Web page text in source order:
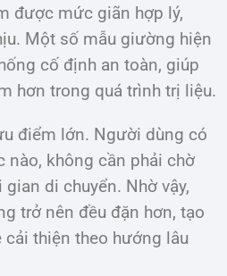
được mức giãn hợp lý,
Một số mẫu giường hiện
cố định an toàn, giúp
hơn trong quá trình trị liệu.
điểm lớn. Người dùng có
nào, không cần phải chờ
di chuyển. Nhờ vậy,
trở nên đều đặn hơn, tạo
thiện theo hướng lâu